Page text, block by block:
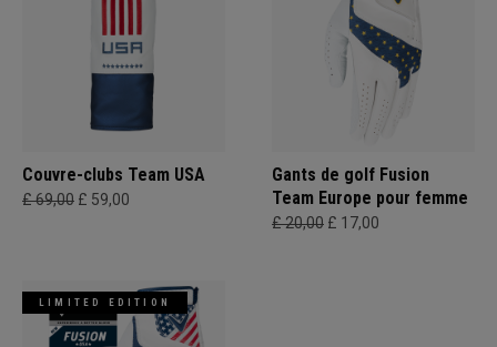
Couvre-clubs Team USA
£ 69,00 £ 59,00
Gants de golf Fusion
Team Europe pour femme
£ 20,00 £ 17,00
LIMITED EDITION